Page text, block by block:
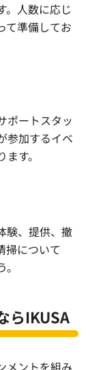
。人数に応じ
て準備してお
ポートスタッ
参加するイベ
す。
験、提供、撤
掃について
らIKUSA
メントを組み